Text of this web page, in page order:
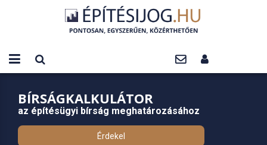
BÍRSÁGKALKULÁTOR
az építésügyi bírság meghatározásához
Érdekel